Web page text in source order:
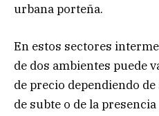
urbana porteña.
En estos sectores
de dos ambientes puede
de precio dependiendo
de subte o de la